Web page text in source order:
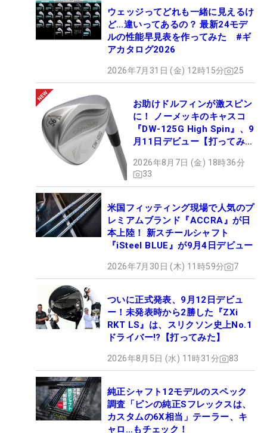
ウェッジってどれも一緒に見えるけ
ど…違いってあるの？ 最新24モデ
ルの性能早見表を作ってみた #ギ
アカタログ2026
2026年7月31日 (金) 12時15分 25
お助けドルフィンが激スピン
に！ ノーメッキのキャスコ
『DW-125G High Spin』、9
月11日デビュー【打ってみ
2026年8月7日 (金) 18時36分
33
米国フィッティング現場で人気のプ
レミアムブランド『ACCRA』が日
本上陸！ 新スチールシャフト
『iSteel BLUE』が9月4日デビュー
2026年7月30日 (木) 11時59分 7
ついに正式発表、9月12日デビュ
ー！未発表時から2勝した『ZXi
RKT LS』は、スリクソン史上No.1
ドライバー!?【打ってみた】
2026年8月5日 (水) 11時31分 83
純正シャフト12モデルのスペック
調査「ピンの純正Sフレックスは、
カスタムの6X相当」テーラー、キ
ャロ…もチェック！